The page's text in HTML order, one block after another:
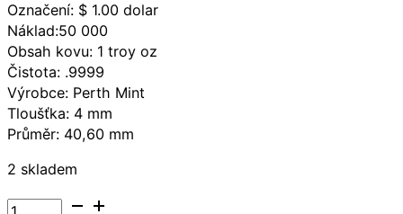
Označení: $ 1.00 dolar
Náklad:50 000
Obsah kovu: 1 troy oz
Čistota: .9999
Výrobce: Perth Mint
Tloušťka: 4 mm
Průměr: 40,60 mm
2 skladem
The